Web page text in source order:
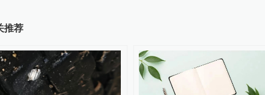
推荐